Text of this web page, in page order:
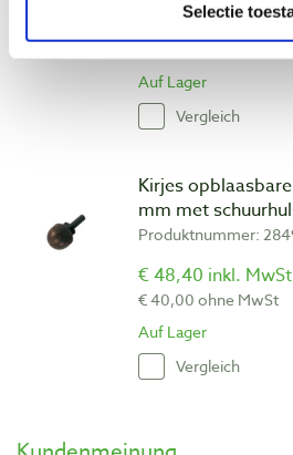
Selectie
€ 53,30 inkl. MwSt
€ 44,05 ohne MwSt
Auf Lager
Vergleich
Kirjes
mm met
Produktnummer:
€ 48,40 inkl. MwSt
€ 40,00 ohne MwSt
Auf Lager
Vergleich